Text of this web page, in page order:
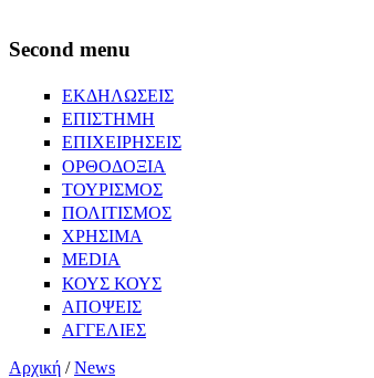
Second menu
ΕΚΔΗΛΩΣΕΙΣ
ΕΠΙΣΤΗΜΗ
ΕΠΙΧΕΙΡΗΣΕΙΣ
ΟΡΘΟΔΟΞΙΑ
ΤΟΥΡΙΣΜΟΣ
ΠΟΛΙΤΙΣΜΟΣ
ΧΡΗΣΙΜΑ
MEDIA
ΚΟΥΣ ΚΟΥΣ
ΑΠΟΨΕΙΣ
ΑΓΓΕΛΙΕΣ
Αρχική /News